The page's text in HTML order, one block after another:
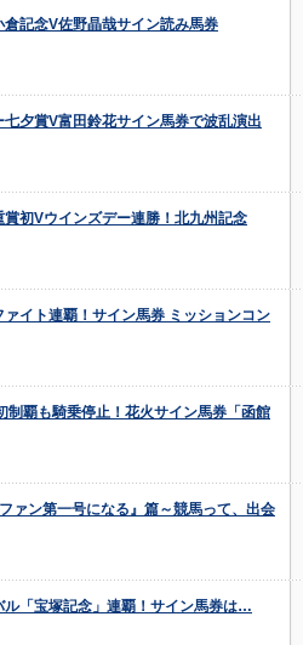
記念V佐野晶哉サイン読み馬券
夕賞V富田鈴花サイン馬券で波乱演出
賞初Vウインズデー連勝！北九州記念
イト連覇！サイン馬券 ミッションコン
制覇も騎乗停止！花火サイン馬券「函館
ァン第一号になる』篇～競馬って、出会
ル「宝塚記念」連覇！サイン馬券は…